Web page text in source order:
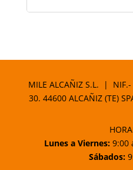
MILE ALCAÑIZ S.L. |
30. 44600 ALCAÑIZ (TE)
Lunes a Viernes: 9:00
Sábados: